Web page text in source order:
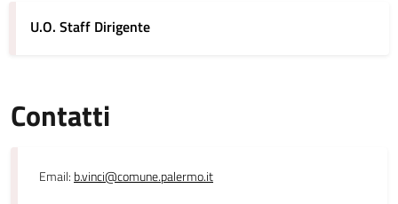
U.O. Staff Dirigente
Contatti
Email: b.vinci@comune.palermo.it